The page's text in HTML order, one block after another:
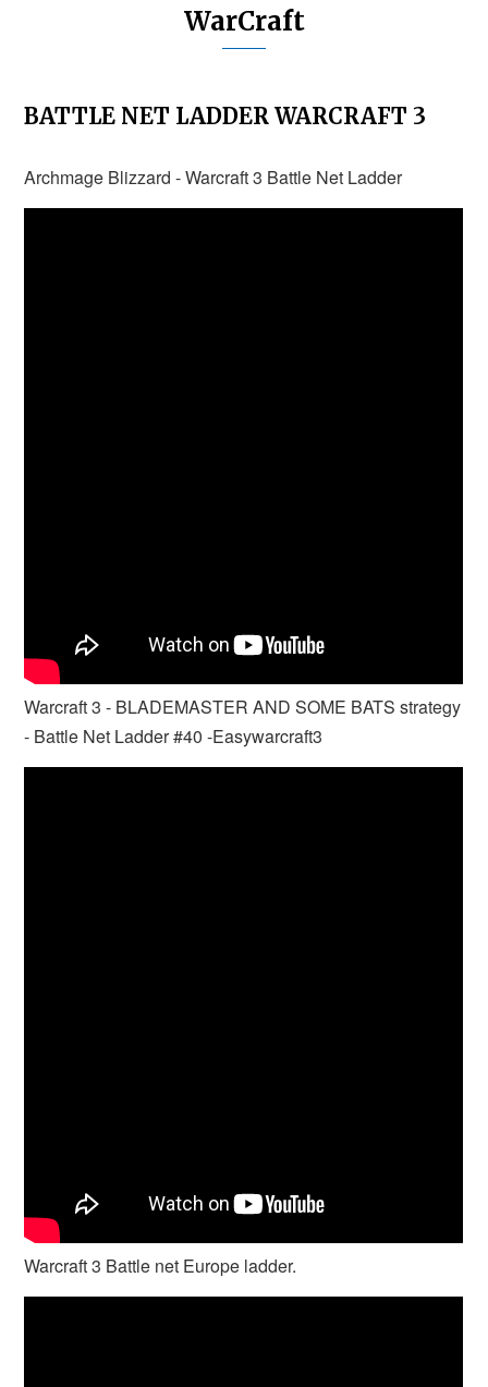
WarCraft
BATTLE NET LADDER WARCRAFT 3
Archmage Blizzard - Warcraft 3 Battle Net Ladder
Warcraft 3 - BLADEMASTER AND SOME BATS strategy
- Battle Net Ladder #40 -Easywarcraft3
Warcraft 3 Battle net Europe ladder.